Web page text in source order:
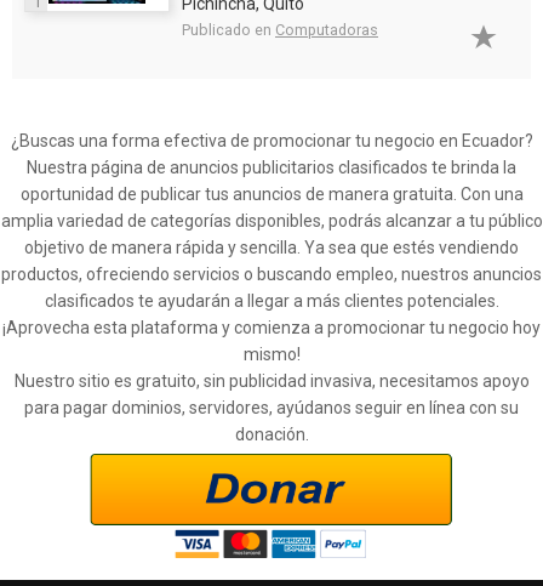
Publicado en Computadoras
¿Buscas una forma efectiva de promocionar tu negocio en Ecuador?
Nuestra página de anuncios publicitarios clasificados te brinda la
oportunidad de publicar tus anuncios de manera gratuita. Con una
amplia variedad de categorías disponibles, podrás alcanzar a tu público
objetivo de manera rápida y sencilla. Ya sea que estés vendiendo
productos, ofreciendo servicios o buscando empleo, nuestros anuncios
clasificados te ayudarán a llegar a más clientes potenciales.
¡Aprovecha esta plataforma y comienza a promocionar tu negocio hoy
mismo!
Nuestro sitio es gratuito, sin publicidad invasiva, necesitamos apoyo
para pagar dominios, servidores, ayúdanos seguir en línea con su
donación.